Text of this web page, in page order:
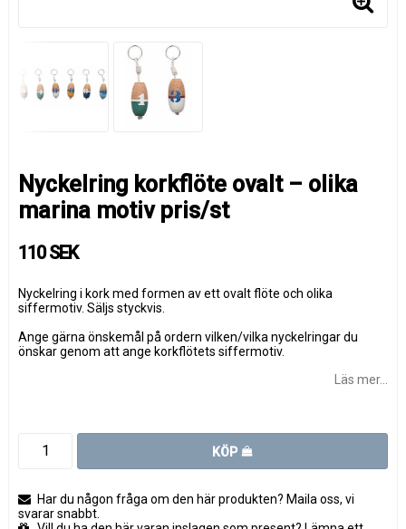
Nyckelring korkflöte ovalt – olika
marina motiv pris/st
110 SEK
Nyckelring i kork med formen av ett ovalt flöte och olika
siffermotiv. Säljs styckvis.
Ange gärna önskemål på ordern vilken/vilka nyckelringar du
önskar genom att ange korkflötets siffermotiv.
Läs mer...
KÖP
Har du någon fråga om den här produkten? Maila oss, vi
svarar snabbt.